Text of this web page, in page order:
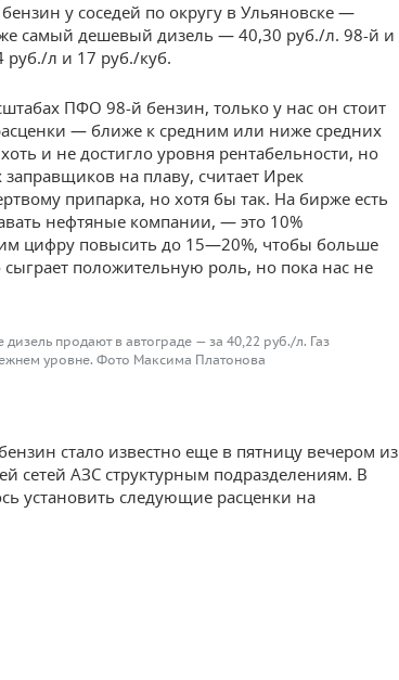
у соседей по округу в Ульяновске —
самый дешевый дизель — 40,30 руб./л. 98-й и
руб./л и 17 руб./куб.
ПФО 98-й бензин, только у нас он стоит
— ближе к средним или ниже средних
и не достигло уровня рентабельности, но
на плаву, считает Ирек
припарка, но хотя бы так. На бирже есть
нефтяные компании, — это 10%
цифру повысить до 15—20%, чтобы больше
положительную роль, но пока нас не
продают в автограде — за 40,22 руб./л. Газ
уровне. Фото Максима Платонова
стало известно еще в пятницу вечером из
сетей АЗС структурным подразделениям. В
установить следующие расценки на